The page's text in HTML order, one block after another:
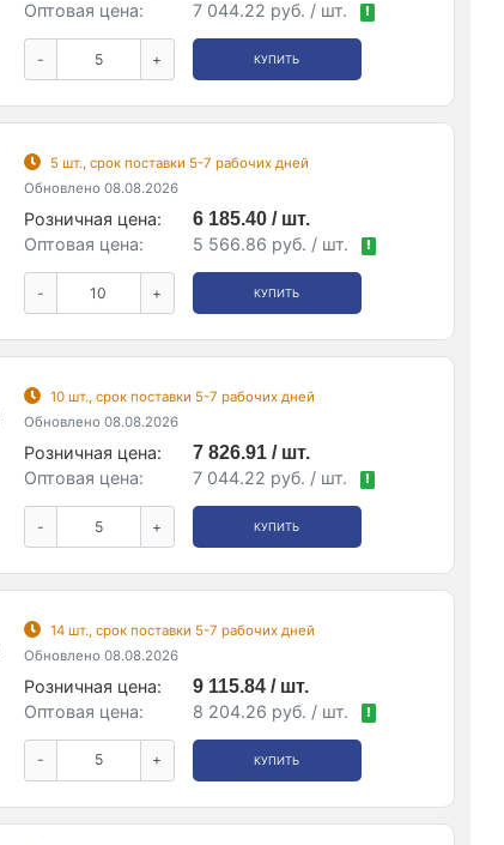
Оптовая цена:
7 044.22 руб. / шт. !
- + КУПИТЬ
5 шт., срок поставки 5-7 рабочих дней
Обновлено 08.08.2026
Розничная цена:
6 185.40 / шт.
Оптовая цена:
5 566.86 руб. / шт. !
- + КУПИТЬ
10 шт., срок поставки 5-7 рабочих дней
Обновлено 08.08.2026
Розничная цена:
7 826.91 / шт.
Оптовая цена:
7 044.22 руб. / шт. !
- + КУПИТЬ
14 шт., срок поставки 5-7 рабочих дней
Обновлено 08.08.2026
Розничная цена:
9 115.84 / шт.
Оптовая цена:
8 204.26 руб. / шт. !
- + КУПИТЬ